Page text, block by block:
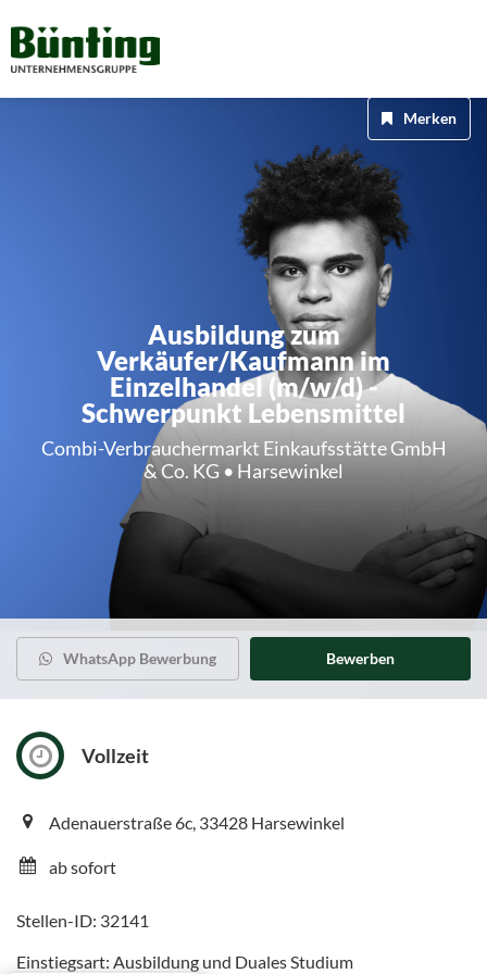
Ausbildung zum
Verkäufer/Kaufmann im
Einzelhandel (m/w/d) -
Schwerpunkt Lebensmittel
Combi-Verbrauchermarkt Einkaufsstätte GmbH
& Co. KG • Harsewinkel
Merken
WhatsApp Bewerbung Bewerben
Vollzeit
Adenauerstraße 6c, 33428 Harsewinkel
ab sofort
Stellen-ID: 32141
Einstiegsart: Ausbildung und Duales Studium